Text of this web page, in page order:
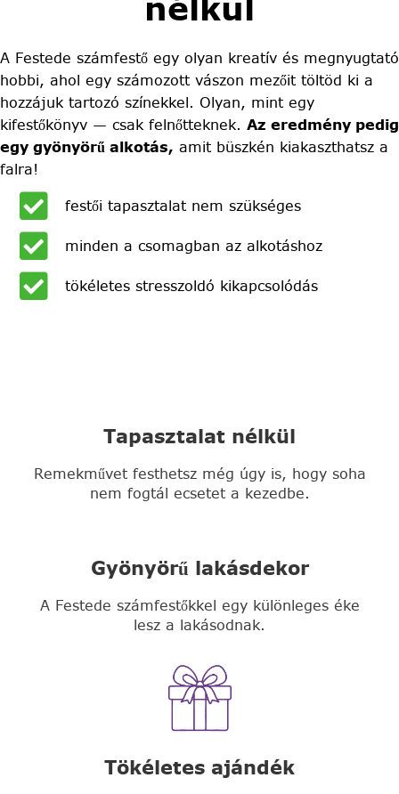
A Festede számfestő egy olyan kreatív és megnyugtató
hobbi, ahol egy számozott vászon mezőit töltöd ki a
hozzájuk tartozó színekkel. Olyan, mint egy
kifestőkönyv — csak felnőtteknek. Az eredmény pedig
egy gyönyörű alkotás, amit büszkén kiakaszthatsz a
falra!
festői tapasztalat nem szükséges
minden a csomagban az alkotáshoz
tökéletes stresszoldó kikapcsolódás
Tapasztalat nélkül
Remekművet festhetsz még úgy is, hogy soha
nem fogtál ecsetet a kezedbe.
Gyönyörű lakásdekor
A Festede számfestőkkel egy különleges éke
lesz a lakásodnak.
Tökéletes ajándék